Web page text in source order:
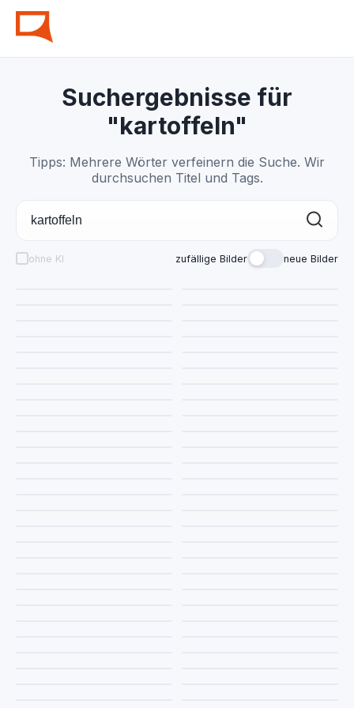
Suchergebnisse für
"kartoffeln"
Tipps: Mehrere Wörter verfeinern die Suche. Wir
durchsuchen Titel und Tags.
ohne KI zufällige Bilder neue Bilder